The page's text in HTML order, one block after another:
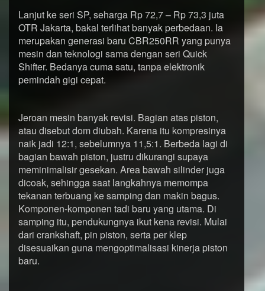
Lanjut ke seri SP, seharga Rp 72,7 – Rp 73,3 juta
OTR Jakarta, bakal terlihat banyak perbedaan. Ia
merupakan generasi baru CBR250RR yang punya
mesin dan teknologi sama dengan seri Quick
Shifter. Bedanya cuma satu, tanpa elektronik
pemindah gigi cepat.
Jeroan mesin banyak revisi. Bagian atas piston,
atau disebut dom diubah. Karena itu kompresinya
naik jadi 12:1, sebelumnya 11,5:1. Berbeda lagi di
bagian bawah piston, justru dikurangi supaya
meminimalisir gesekan. Area bawah silinder juga
dicoak, sehingga saat langkahnya memompa
tekanan terbuang ke samping dan makin bagus.
Komponen-komponen tadi baru yang utama. Di
samping itu, pendukungnya ikut kena revisi. Mulai
dari crankshaft, pin piston, serta per klep
disesuaikan guna mengoptimalisasi kinerja piston
baru.